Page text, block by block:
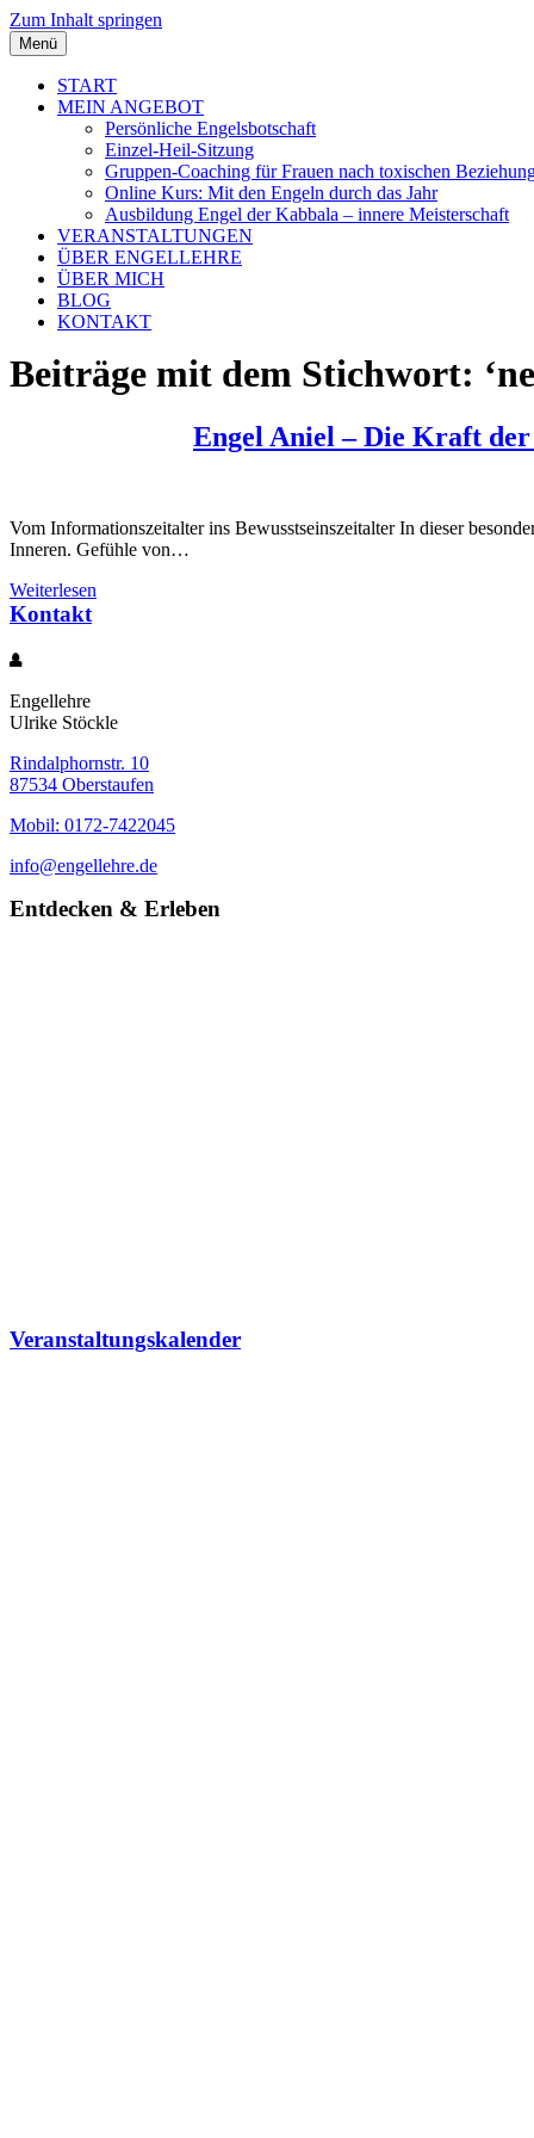
Zum Inhalt springen
Menü
START
MEIN ANGEBOT
Persönliche Engelsbotschaft
Einzel-Heil-Sitzung
Gruppen-Coaching für Frauen nach toxischen
Online Kurs: Mit den Engeln durch das Jahr
Ausbildung Engel der Kabbala – innere Meisterschaft
VERANSTALTUNGEN
ÜBER ENGELLEHRE
ÜBER MICH
BLOG
KONTAKT
Beiträge mit dem Stichwort:
Engel Aniel – Die Kraft
Vom Informationszeitalter ins Bewusstseinszeitalter In dieser
Inneren. Gefühle von…
Weiterlesen
Kontakt
Engellehre
Ulrike Stöckle
Rindalphornstr. 10
87534 Oberstaufen
Mobil: 0172-7422045
info@engellehre.de
Entdecken & Erleben
Veranstaltungskalender